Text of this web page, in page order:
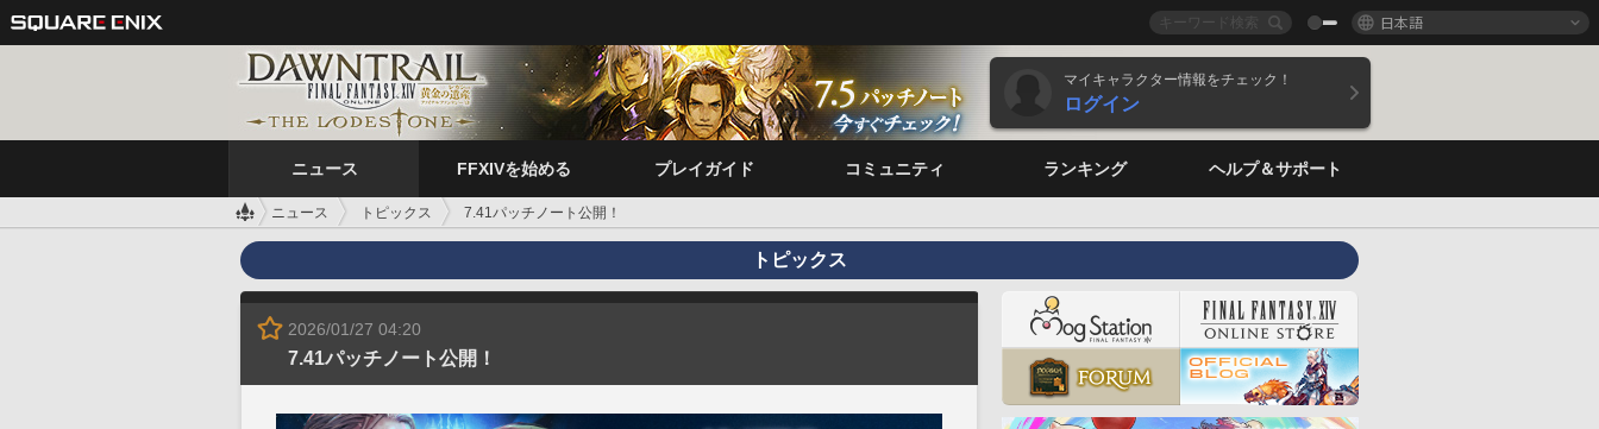
日本語
マイキャラクター情報をチェック！
ログイン
ニュース FFXIVを始める プレイガイド コミュニティ ランキング ヘルプ＆サポート
ニュース トピックス 7.41パッチノート公開！
トピックス
2026/01/27 04:20
7.41パッチノート公開！